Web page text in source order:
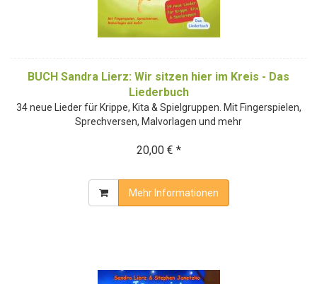
BUCH Sandra Lierz: Wir sitzen hier im Kreis - Das
Liederbuch
34 neue Lieder für Krippe, Kita & Spielgruppen. Mit Fingerspielen,
Sprechversen, Malvorlagen und mehr
20,00 € *
Mehr Informationen